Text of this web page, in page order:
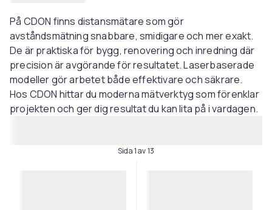
På CDON finns distansmätare som gör
avståndsmätning snabbare, smidigare och mer exakt.
De är praktiska för bygg, renovering och inredning där
precision är avgörande för resultatet. Laserbaserade
modeller gör arbetet både effektivare och säkrare.
Hos CDON hittar du moderna mätverktyg som förenklar
projekten och ger dig resultat du kan lita på i vardagen.
Sida 1 av 13